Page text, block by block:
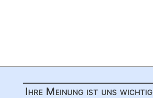
Ihre Meinung ist uns wichtig